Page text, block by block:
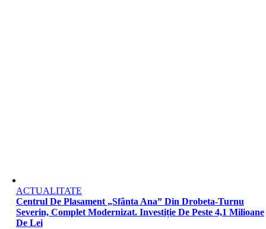
ACTUALITATE
Centrul De Plasament „Sfânta Ana” Din Drobeta-Turnu
Severin, Complet Modernizat. Investiție De Peste 4,1 Milioane
De Lei